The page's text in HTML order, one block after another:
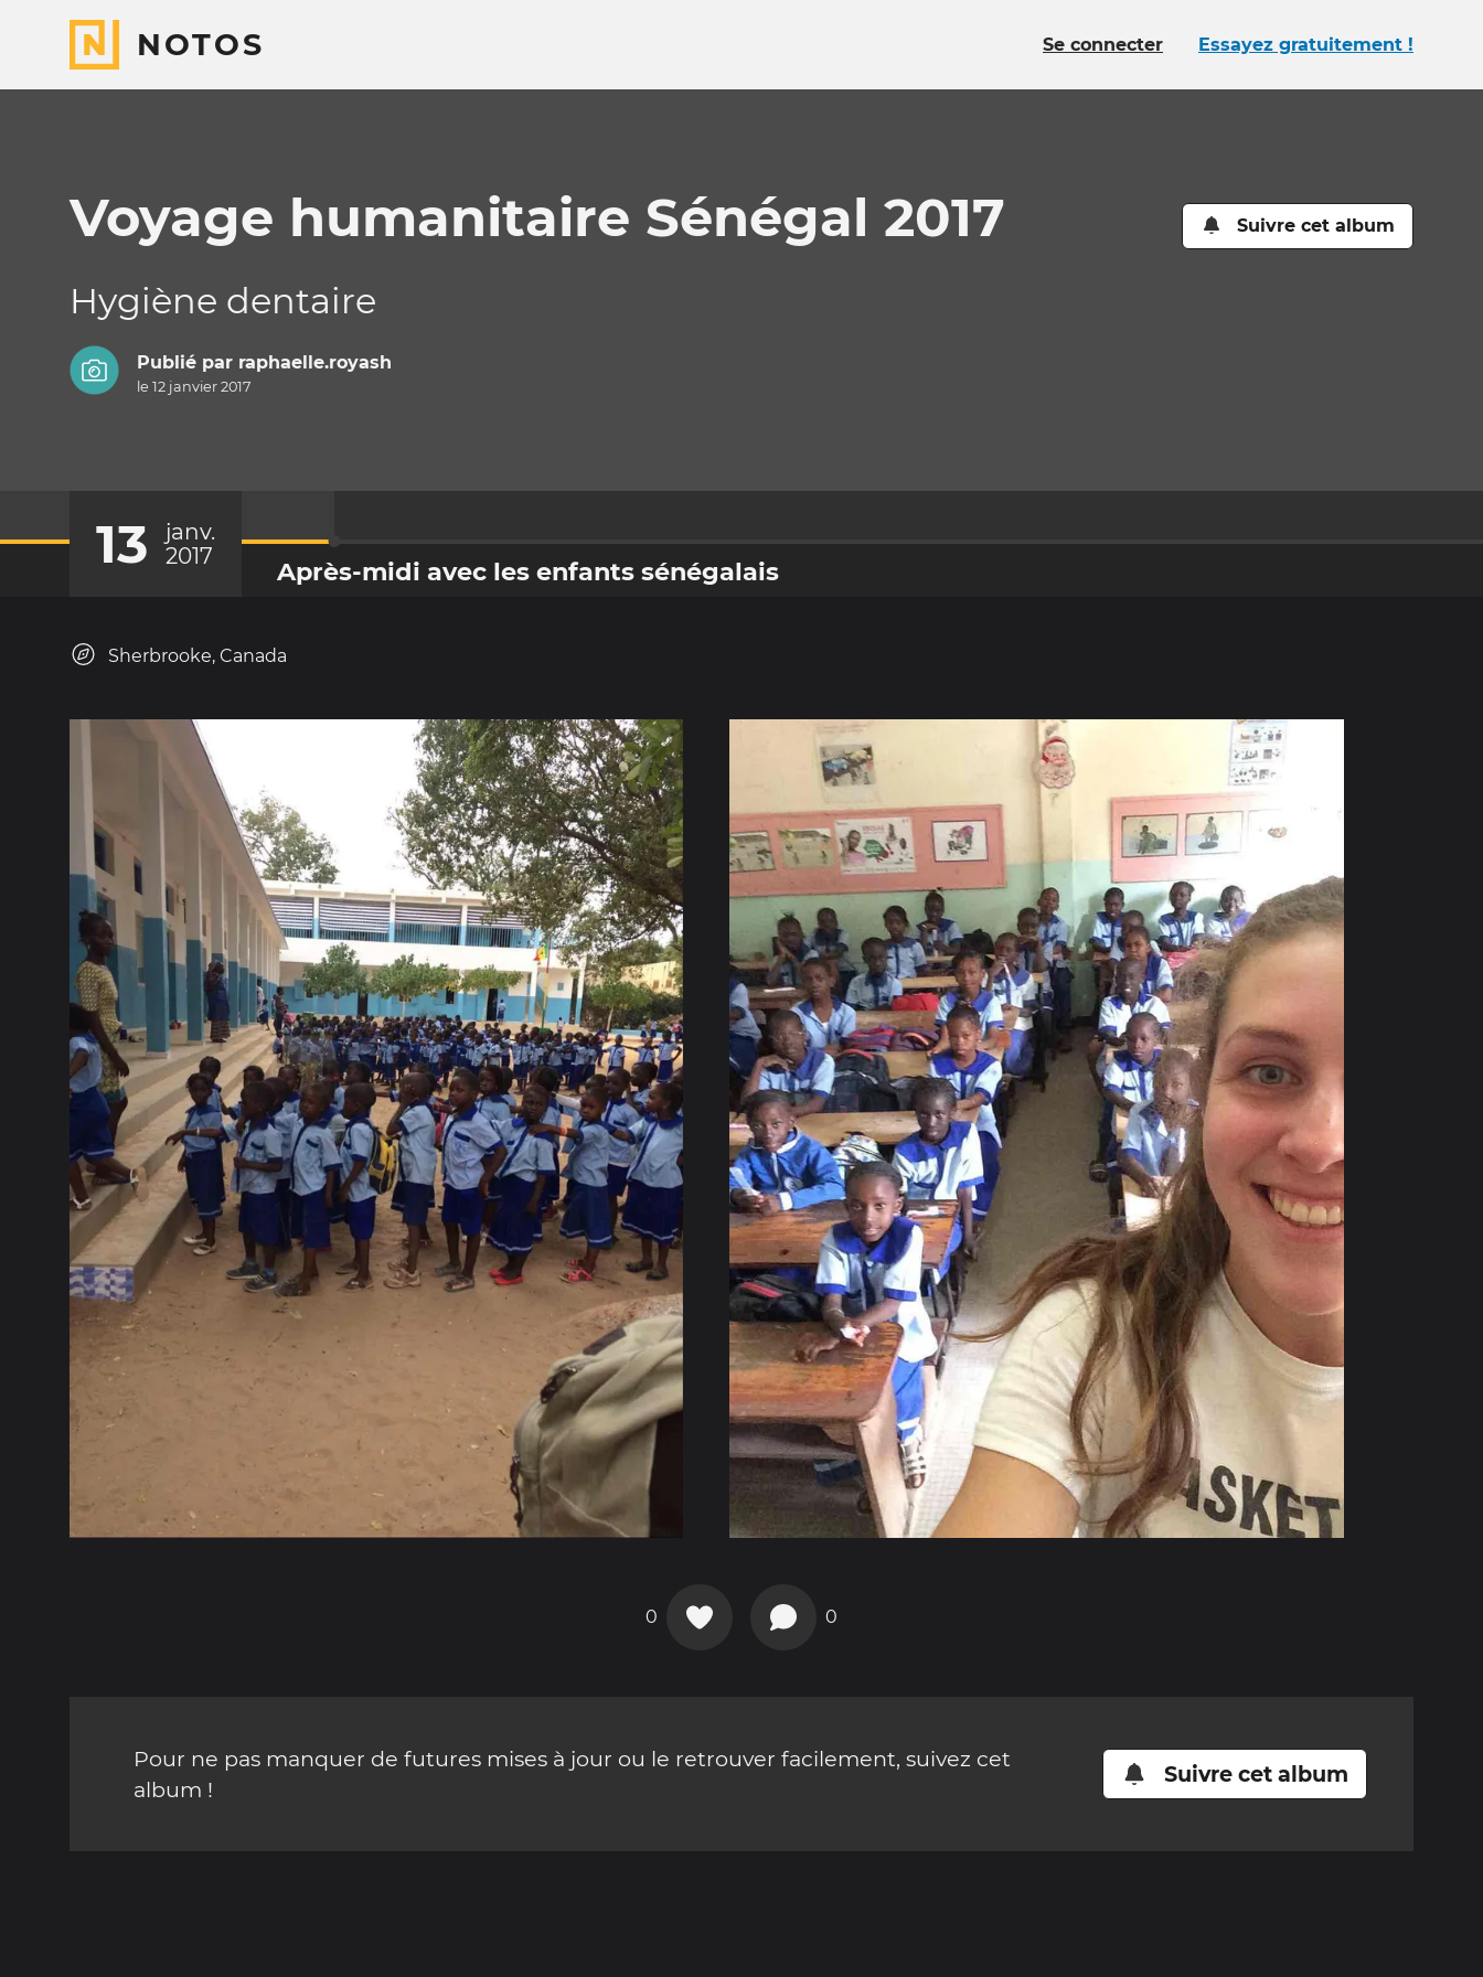
NOTOS Se connecter Essayez gratuitement !
Voyage humanitaire Sénégal 2017 Suivre cet album
Hygiène dentaire
Publié par raphaelle.royash
le 12 janvier 2017
13
janv.
2017
Après-midi avec les enfants sénégalais
Sherbrooke, Canada
0 0
Pour ne pas manquer de futures mises à jour ou le retrouver facilement, suivez cet
album !
Suivre cet album